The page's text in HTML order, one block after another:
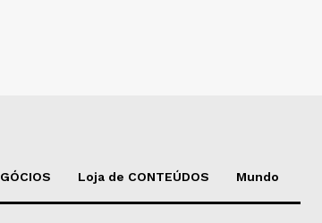
Loja de CONTEÚDOS Mundo